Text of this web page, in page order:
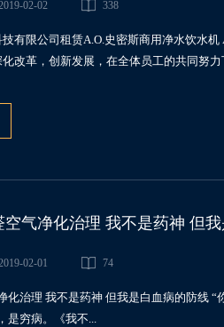
02-02 338
有限公司租赁A.O.史密斯商用净水饮水
改革，创新发展，在全体员工的共同努
气净化治理 我不是药神 但
02-01 74
化治理 我不是药神 但我是白血病的防线 “
是穷病。《我不...